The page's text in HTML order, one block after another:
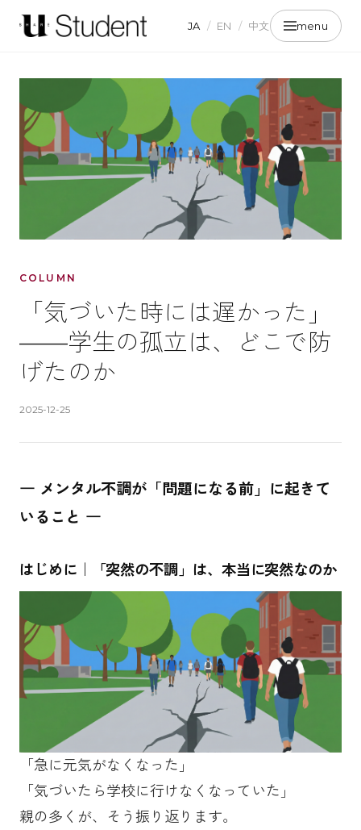
JA / EN / 中文 menu
COLUMN
「気づいた時には遅かった」
——学生の孤立は、どこで防
げたのか
公開日:
2025-12-25
― メンタル不調が「問題になる前」に起きて
いること ―
はじめに｜「突然の不調」は、本当に突然なのか
「急に元気がなくなった」
「気づいたら学校に行けなくなっていた」
親の多くが、そう振り返ります。